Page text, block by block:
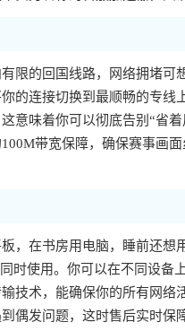
限的回国线路，网络拥堵可
的连接切换到最顺畅的专线
意味着你可以彻底告别“省
带宽保障，确保赛事画
，在书房用电脑，睡前还想
时使用。你可以在不同设
技术，能确保你的所有网
偶发问题，这时售后实时